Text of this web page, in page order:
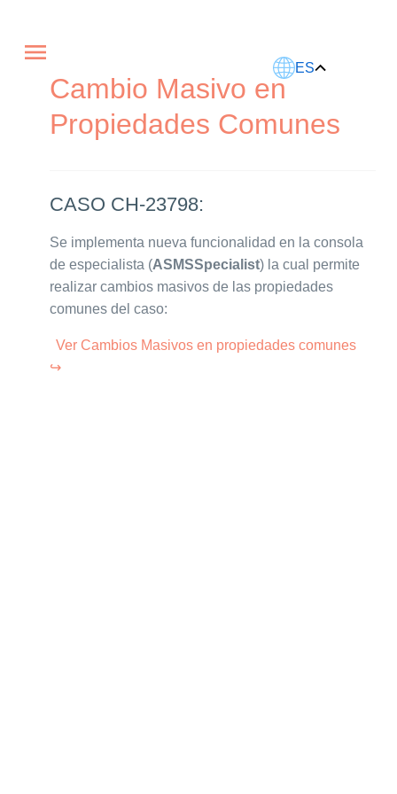
ES
Cambio Masivo en
Propiedades Comunes
CASO CH-23798:
Se implementa nueva funcionalidad en la consola
de especialista (ASMSSpecialist) la cual permite
realizar cambios masivos de las propiedades
comunes del caso:
Ver Cambios Masivos en propiedades comunes
↪